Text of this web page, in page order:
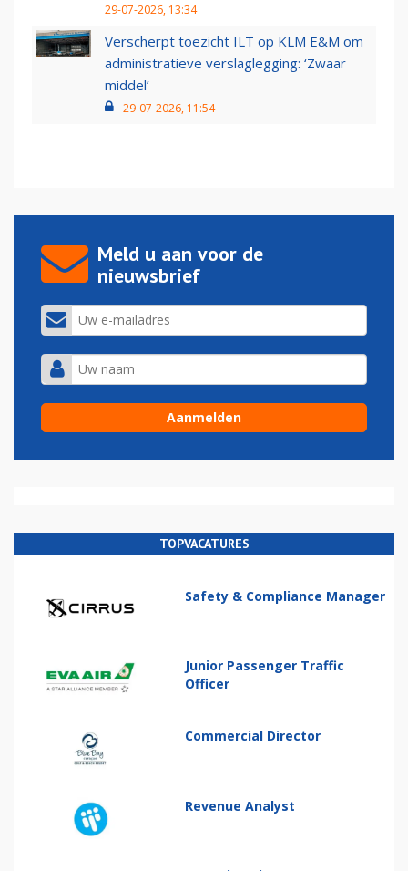
29-07-2026, 13:34
Verscherpt toezicht ILT op KLM E&M om
administratieve verslaglegging: ‘Zwaar
middel’
29-07-2026, 11:54
Meld u aan voor de
nieuwsbrief
TOPVACATURES
Safety & Compliance Manager
Junior Passenger Traffic
Officer
Commercial Director
Revenue Analyst